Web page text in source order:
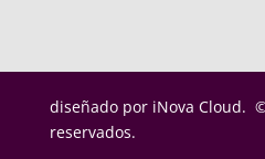
diseñado por iNova Cloud.
reservados.